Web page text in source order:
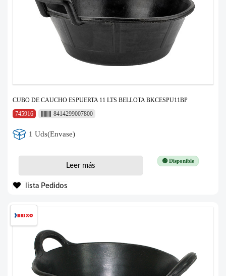
CUBO DE CAUCHO ESPUERTA 11 LTS BELLOTA BKCESPU11BP
745916
8414299007800
1 Uds(Envase)
🟢 Disponible
Leer más
lista Pedidos